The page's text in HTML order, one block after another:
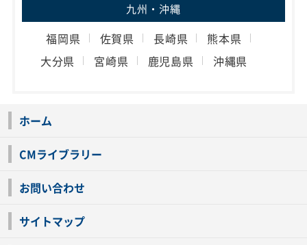
九州・沖縄
福岡県 佐賀県 長崎県
熊本県
大分県
宮崎県 鹿児島県 沖縄県
ホーム
CMライブラリー
お問い合わせ
サイトマップ